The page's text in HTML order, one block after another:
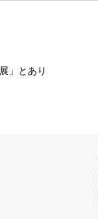
」とあり